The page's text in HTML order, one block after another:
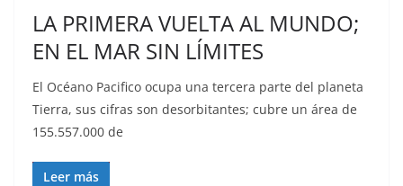
LA PRIMERA VUELTA AL MUNDO;
EN EL MAR SIN LÍMITES
El Océano Pacifico ocupa una tercera parte del planeta
Tierra, sus cifras son desorbitantes; cubre un área de
155.557.000 de
Leer más